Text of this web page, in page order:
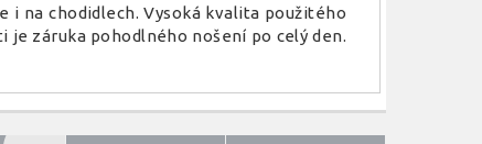
na chodidlech. Vysoká kvalita použitého
záruka pohodlného nošení po celý den.